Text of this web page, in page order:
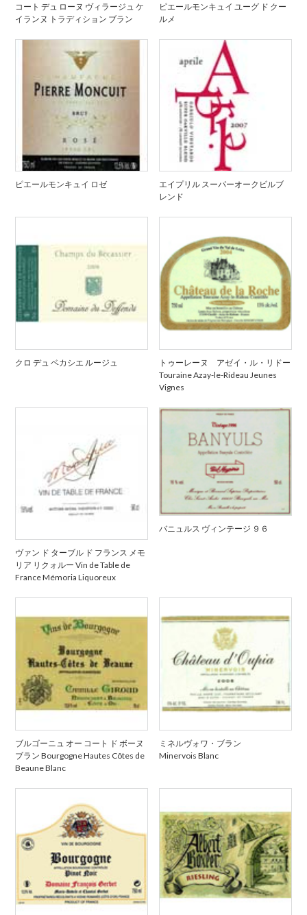
コート デュ ローヌ ヴィラージュ ケ
イランヌ トラディション ブラン
ピエールモンキュイ ユーグ ド クー
ルメ
ピエールモンキュイ ロゼ
エイプリル スーパーオークビルブ
レンド
クロ デュ ベカシエ ルージュ
トゥーレーヌ アゼイ・ル・リドー
Touraine Azay-le-Rideau Jeunes
Vignes
ヴァン ド ターブル ド フランス メモ
リア リクォルー Vin de Table de
France Mémoria Liquoreux
バニュルス ヴィンテージ ９６
ブルゴーニュ オー コート ド ボーヌ
ブラン Bourgogne Hautes Côtes de
Beaune Blanc
ミネルヴォワ・ブラン
Minervois Blanc